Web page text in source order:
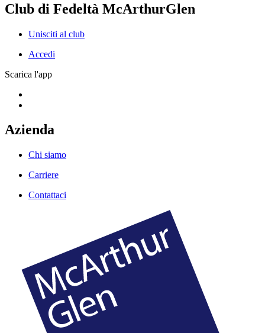
Club di Fedeltà McArthurGlen
Unisciti al club
Accedi
Scarica l'app
Azienda
Chi siamo
Carriere
Contattaci